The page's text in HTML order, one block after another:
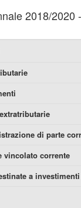
2018/
di parte
vincolato corrente
a investimenti